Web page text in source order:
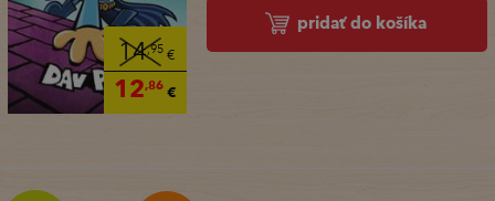
14,95€
12,86€
pridať do košíka